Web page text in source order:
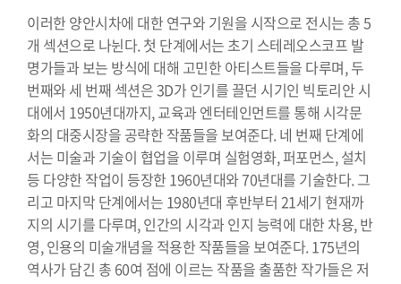
이러한 양안시차에 대한 연구와 기원을 시작으로 전시는 총 5
개 섹션으로 나뉜다. 첫 단계에서는 초기 스테레오스코프 발
명가들과 보는 방식에 대해 고민한 아티스트들을 다루며, 두
번째와 세 번째 섹션은 3D가 인기를 끌던 시기인 빅토리안 시
대에서 1950년대까지, 교육과 엔터테인먼트를 통해 시각문
화의 대중시장을 공략한 작품들을 보여준다. 네 번째 단계에
서는 미술과 기술이 협업을 이루며 실험영화, 퍼포먼스, 설치
등 다양한 작업이 등장한 1960년대와 70년대를 기술한다. 그
리고 마지막 단계에서는 1980년대 후반부터 21세기 현재까
지의 시기를 다루며, 인간의 시각과 인지 능력에 대한 차용, 반
영, 인용의 미술개념을 적용한 작품들을 보여준다. 175년의
역사가 담긴 총 60여 점에 이르는 작품을 출품한 작가들은 저